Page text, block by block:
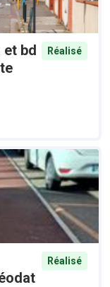
et bd
Réalisé
Réalisé